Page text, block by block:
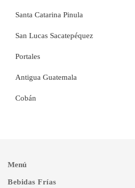
Santa Catarina Pinula
San Lucas Sacatepéquez
Portales
Antigua Guatemala
Cobán
Menú
Bebidas Frías